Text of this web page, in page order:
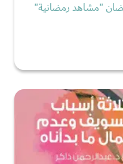
"مشاهد رمضانية"